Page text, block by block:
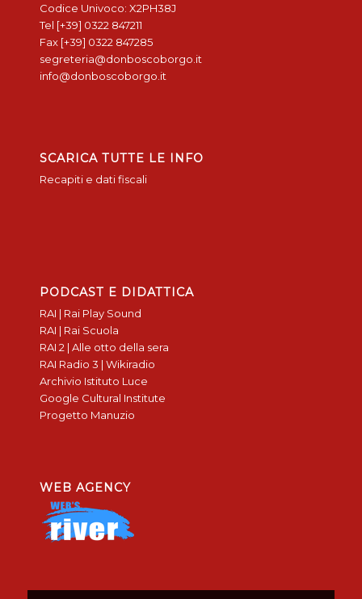
Codice Univoco: X2PH38J
Tel [+39] 0322 847211
Fax [+39] 0322 847285
segreteria@donboscoborgo.it
info@donboscoborgo.it
SCARICA TUTTE LE INFO
Recapiti e dati fiscali
PODCAST E DIDATTICA
RAI | Rai Play Sound
RAI | Rai Scuola
RAI 2 | Alle otto della sera
RAI Radio 3 | Wikiradio
Archivio Istituto Luce
Google Cultural Institute
Progetto Manuzio
WEB AGENCY